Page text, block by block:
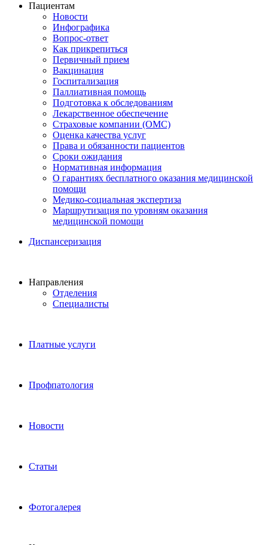
Пациентам
Новости
Инфографика
Вопрос-ответ
Как прикрепиться
Первичный прием
Вакцинация
Госпитализация
Паллиативная помощь
Подготовка к обследованиям
Лекарственное обеспечение
Страховые компании (ОМС)
Оценка качества услуг
Права и обязанности пациентов
Сроки ожидания
Нормативная информация
О гарантиях бесплатного оказания медицинской
помощи
Медико-социальная экспертиза
Маршрутизация по уровням оказания
медицинской помощи
Диспансеризация
Направления
Отделения
Специалисты
Платные услуги
Профпатология
Новости
Статьи
Фотогалерея